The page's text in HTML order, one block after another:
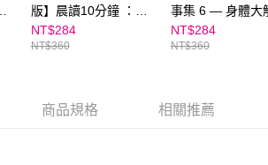
版】晨讀10分鐘 ：科
學故事集｜系列單書
NT$284
NT$360
事集 6 — 身體大
【2025跨域素養
版】
NT$284
NT$360
商品規格 相關推薦